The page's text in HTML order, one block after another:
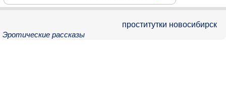
Эротические рассказы
проститутки новосибирск